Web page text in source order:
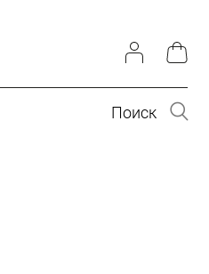
Поиск